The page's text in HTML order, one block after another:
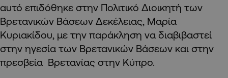
αυτό επιδόθηκε στην Πολιτικό Διοικητή των
Βρετανικών Βάσεων Δεκέλειας, Μαρία
Κυριακίδου, με την παράκληση να διαβιβαστεί
στην ηγεσία των Βρετανικών Βάσεων και στην
πρεσβεία Βρετανίας στην Κύπρο.